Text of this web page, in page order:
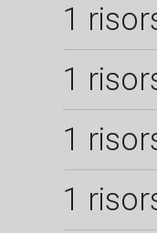
1
1
1
1